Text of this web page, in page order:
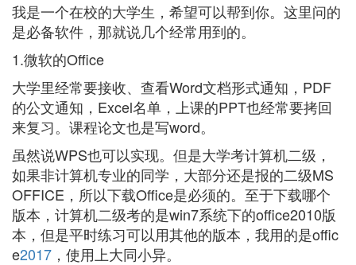
我是一个在校的大学生，希望可以帮到你。这里问的
是必备软件，那就说几个经常用到的。
1.微软的Office
大学里经常要接收、查看Word文档形式通知，PDF
的公文通知，Excel名单，上课的PPT也经常要拷回
来复习。课程论文也是写word。
虽然说WPS也可以实现。但是大学考计算机二级，
如果非计算机专业的同学，大部分还是报的二级MS
OFFICE，所以下载Office是必须的。至于下载哪个
版本，计算机二级考的是win7系统下的office2010版
本，但是平时练习可以用其他的版本，我用的是offic
e2017 ，使用上大同小异。